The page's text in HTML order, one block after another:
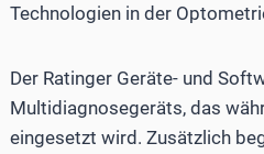
Technologien in der
Der Ratinger Geräte- und
Multidiagnosegeräts, das
eingesetzt wird. Zusätzlich